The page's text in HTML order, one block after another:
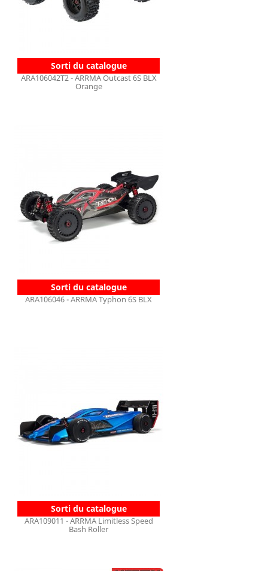
Sorti du catalogue
ARA106042T2 - ARRMA Outcast 6S BLX
Orange
Sorti du catalogue
ARA106046 - ARRMA Typhon 6S BLX
Sorti du catalogue
ARA109011 - ARRMA Limitless Speed
Bash Roller